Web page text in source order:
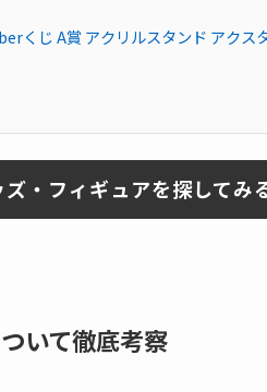
くじ A賞 アクリルスタンド アクス
・フィギュアを探してみ
いて徹底考察